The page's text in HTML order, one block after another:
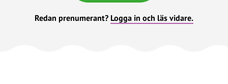
Redan prenumerant? Logga in och läs vidare.